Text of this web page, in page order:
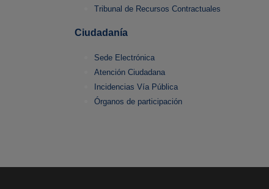
Tribunal de Recursos Contractuales
Ciudadanía
Sede Electrónica
Atención Ciudadana
Incidencias Vía Pública
Órganos de participación